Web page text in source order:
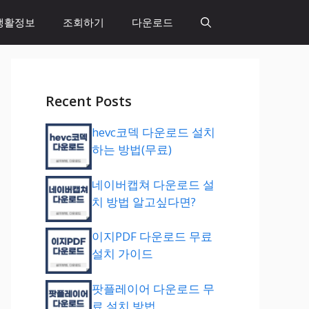
활정보 조회하기 다운로드
Recent Posts
hevc코덱 다운로드 설치
하는 방법(무료)
네이버캡쳐 다운로드 설
치 방법 알고싶다면?
이지PDF 다운로드 무료
설치 가이드
팟플레이어 다운로드 무
료 설치 방법